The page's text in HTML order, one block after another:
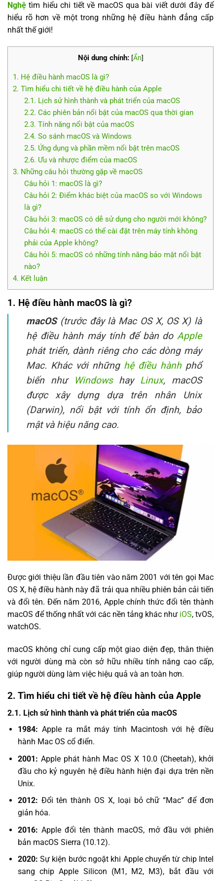
Nghệ tìm hiểu chi tiết về macOS qua bài viết dưới đây để
hiểu rõ hơn về một trong những hệ điều hành đẳng cấp
nhất thế giới!
Nội dung chính: [Ẩn]
1. Hệ điều hành macOS là gì?
2. Tìm hiểu chi tiết về hệ điều hành của Apple
2.1. Lịch sử hình thành và phát triển của macOS
2.2. Các phiên bản nổi bật của macOS qua thời gian
2.3. Tính năng nổi bật của macOS
2.4. So sánh macOS và Windows
2.5. Ứng dụng và phần mềm nổi bật trên macOS
2.6. Ưu và nhược điểm của macOS
3. Những câu hỏi thường gặp về macOS
Câu hỏi 1: macOS là gì?
Câu hỏi 2: Điểm khác biệt của macOS so với Windows
là gì?
Câu hỏi 3: macOS có dễ sử dụng cho người mới không?
Câu hỏi 4: macOS có thể cài đặt trên máy tính không
phải của Apple không?
Câu hỏi 5: macOS có những tính năng bảo mật nổi bật
nào?
4. Kết luận
1. Hệ điều hành macOS là gì?
macOS (trước đây là Mac OS X, OS X) là
hệ điều hành máy tính để bàn do Apple
phát triển, dành riêng cho các dòng máy
Mac. Khác với những hệ điều hànhphổ
biến như Windowshay Linux, macOS
được xây dựng dựa trên nhân Unix
(Darwin), nổi bật với tính ổn định, bảo
mật và hiệu năng cao.
Được giới thiệu lần đầu tiên vào năm 2001 với tên gọi Mac
OS X, hệ điều hành này đã trải qua nhiều phiên bản cải tiến
và đổi tên. Đến năm 2016, Apple chính thức đổi tên thành
macOS để thống nhất với các nền tảng khác như iOS, tvOS,
watchOS.
macOS không chỉ cung cấp một giao diện đẹp, thân thiện
với người dùng mà còn sở hữu nhiều tính năng cao cấp,
giúp người dùng làm việc hiệu quả và an toàn hơn.
2. Tìm hiểu chi tiết về hệ điều hành của Apple
2.1. Lịch sử hình thành và phát triển của macOS
1984: Apple ra mắt máy tính Macintosh với hệ điều
hành Mac OS cổ điển.
2001: Apple phát hành Mac OS X 10.0 (Cheetah), khởi
đầu cho kỷ nguyên hệ điều hành hiện đại dựa trên nền
Unix.
2012: Đổi tên thành OS X, loại bỏ chữ “Mac” để đơn
giản hóa.
2016: Apple đổi tên thành macOS, mở đầu với phiên
bản macOS Sierra (10.12).
2020: Sự kiện bước ngoặt khi Apple chuyển từ chip Intel
sang chip Apple Silicon (M1, M2, M3), bắt đầu với